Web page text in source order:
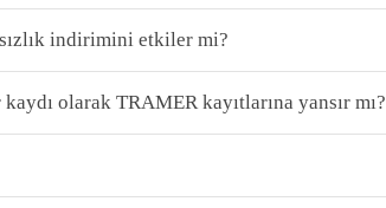
indirimini etkiler mi?
olarak TRAMER kayıtlarına yansır mı?